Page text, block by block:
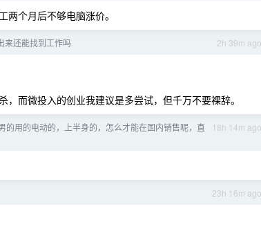
个月后不够电脑涨价。
2h 39m ago
来还能找到工作吗
而微投入的创业我建议是多尝试，但千万不要裸辞。
18h 14m ago
的用的电动的，上半身的，怎么才能在国内销售呢，直
23h 16m ago